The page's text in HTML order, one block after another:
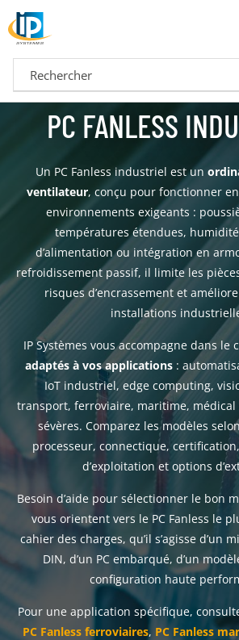
04 72 14 18 00
PC FANLESS
Un PC Fanless industriel est un
ventilateur, conçu pour fonctionner
environnements exigeants :
températures étendues,
d’alimentation ou intégration en
refroidissement passif, il limite les
risques d’encrassement et
installations
IP Systèmes vous accompagne dans le
adaptés à vos applications :
IoT industriel, edge computing,
transport, ferroviaire, maritime,
sévères. Comparez les modèles
processeur, connectique,
d’exploitation et options
Besoin d’aide pour sélectionner le bon
vous orientent vers le PC Fanless le
cahier des charges, qu’il s’agisse d’un
DIN, d’un PC embarqué, d’un
configuration haute
Pour une application spécifique,
PC Fanless ferroviaires, PC Fanless